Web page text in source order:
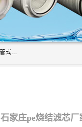
广州滤源过滤器材有限公司主营经营产品有：PTFE烧结滤芯、PE滤芯，烧结滤芯，PE烧结滤芯，PA烧结滤芯，管式膜支撑管，真空上料机滤芯，粉末烧结滤芯，止溢滤芯，吸头滤芯，湿化瓶滤芯、不锈钢烧结滤芯等。公司现拥有一批精干的管理人员和一支高素质的技术队伍，舒适优雅的办公环境和拥有全新现代化标准厂房。
石家庄pe烧结滤芯厂